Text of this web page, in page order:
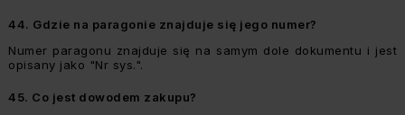
44. Gdzie na paragonie znajduje się jego numer?
Numer paragonu znajduje się na samym dole dokumentu i jest
opisany jako "Nr sys.".
45. Co jest dowodem zakupu?